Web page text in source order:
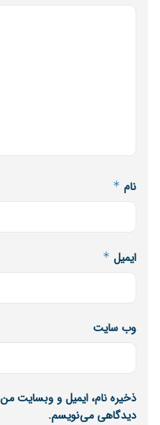
نام *
ایمیل *
وب‌ سایت
ذخیره نام، ایمیل و وبسایت من
دیدگاهی می‌نویسم.